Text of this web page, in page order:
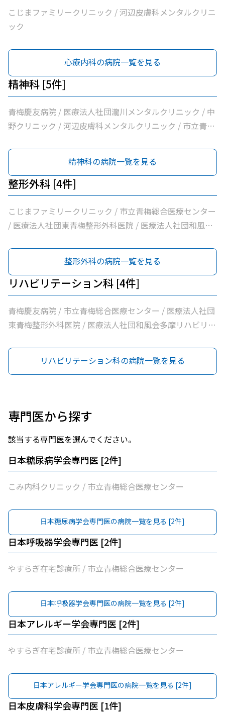
こじまファミリークリニック / 河辺皮膚科メンタルクリニ
ック
心療内科の病院一覧を見る
精神科 [5件]
青梅慶友病院 / 医療法人社団瀧川メンタルクリニック / 中
野クリニック / 河辺皮膚科メンタルクリニック / 市立青梅
精神科の病院一覧を見る
整形外科 [4件]
こじまファミリークリニック / 市立青梅総合医療センター
/ 医療法人社団東青梅整形外科医院 / 医療法人社団和風会
整形外科の病院一覧を見る
リハビリテーション科 [4件]
青梅慶友病院 / 市立青梅総合医療センター / 医療法人社団
東青梅整形外科医院 / 医療法人社団和風会多摩リハビリテ
リハビリテーション科の病院一覧を見る
専門医から探す
該当する専門医を選んでください。
日本糖尿病学会専門医 [2件]
こみ内科クリニック / 市立青梅総合医療センター
日本糖尿病学会専門医の病院一覧を見る [2件]
日本呼吸器学会専門医 [2件]
やすらぎ在宅診療所 / 市立青梅総合医療センター
日本呼吸器学会専門医の病院一覧を見る [2件]
日本アレルギー学会専門医 [2件]
やすらぎ在宅診療所 / 市立青梅総合医療センター
日本アレルギー学会専門医の病院一覧を見る [2件]
日本皮膚科学会専門医 [1件]